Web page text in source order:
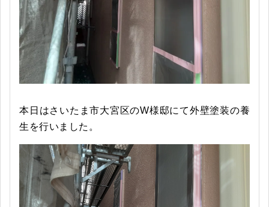
本日はさいたま市大宮区のW様邸にて外壁塗装の養
生を行いました。